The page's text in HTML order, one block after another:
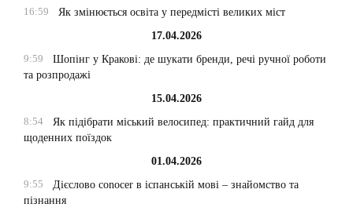
16:59
Як змінюється освіта у передмісті великих міст
17.04.2026
9:59
Шопінг у Кракові: де шукати бренди, речі ручної роботи
та розпродажі
15.04.2026
8:54
Як підібрати міський велосипед: практичний гайд для
щоденних поїздок
01.04.2026
9:55
Дієслово conocer в іспанській мові – знайомство та
пізнання